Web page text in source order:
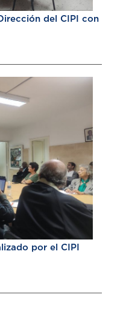
del CIPI con
por el CIPI